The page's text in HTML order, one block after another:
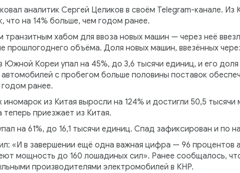
аналитик Сергей Целиков в своём Telegram-канале. Из
что на 14% больше, чем годом ранее.
транзитным хабом для ввоза новых машин — через неё
прошлогоднего объёма. Доля новых машин, ввезённых
Кореи упал на 45%, до 3,6 тысячи единиц, и его доля
с пробегом больше половины поставок
годом ранее.
из Китая выросли на 124% и достигли 50,5 тысячи
приезжает из Китая.
на 61%, до 16,1 тысячи единиц. Спад зафиксирован и по
«И в завершении ещё одна важная цифра — 96 процентов
мощность до 160 лошадиных сил». Ранее сообщалось,
производителями электромобилей в КНР.